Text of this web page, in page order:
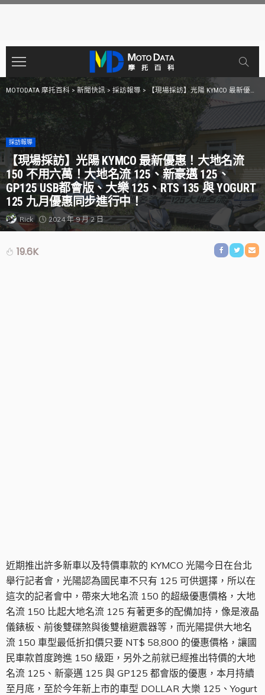
MOTODATA 摩托百科 > 新聞快訊> 採訪報導 > 【現場採訪】光陽 KYMCO 最新優惠！大地名流 150 不用六萬！大地名流 125、新豪邁 125、GP125 USB都會版、大樂 125、RTS 135 與 Yogurt 125 九月優惠同步進行中！
採訪報導
【現場採訪】光陽 KYMCO 最新優惠！大地名流
150 不用六萬！大地名流 125、新豪邁 125、
GP125 USB都會版、大樂 125、RTS 135 與 YOGURT
125 九月優惠同步進行中！
Rick 2024 年 9 月 2 日
19.6K
近期推出許多新車以及特價車款的 KYMCO 光陽今日在台北
舉行記者會，光陽認為國民車不只有 125 可供選擇，所以在
這次的記者會中，帶來大地名流 150 的超級優惠價格，大地
名流 150 比起大地名流 125 有著更多的配備加持，像是液晶
儀錶板、前後雙碟煞與後雙槍避震器等，而光陽提供大地名
流 150 車型最低折扣價只要 NT$ 58,800 的優惠價格，讓國
民車款首度跨進 150 級距，另外之前就已經推出特價的大地
名流 125、新豪邁 125 與 GP125 都會版的優惠，本月持續
至月底，至於今年新上市的車型 DOLLAR 大樂 125、Yogurt